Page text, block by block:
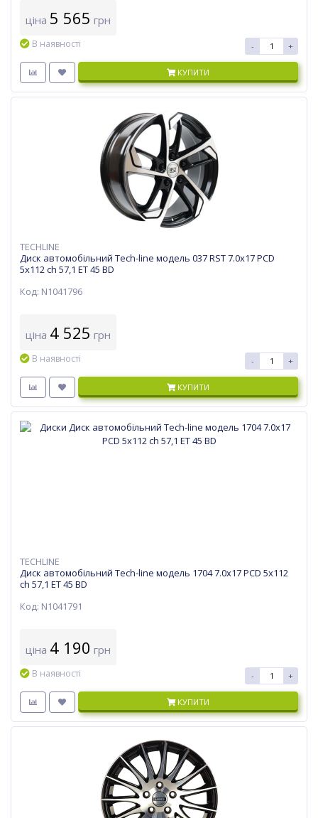
ціна 5 565 грн
В наявності - +
КУПИТИ
TECHLINE
Диск автомобільний Tech-line модель 037 RST 7.0х17 PCD
5x112 ch 57,1 ET 45 BD
Код: N1041796
ціна 4 525 грн
В наявності - +
КУПИТИ
TECHLINE
Диск автомобільний Tech-line модель 1704 7.0х17 PCD 5x112
ch 57,1 ET 45 BD
Код: N1041791
ціна 4 190 грн
В наявності - +
КУПИТИ